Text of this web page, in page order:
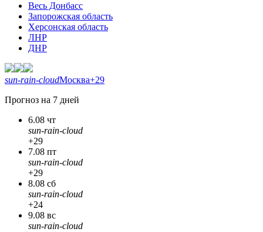
Весь Донбасс
Запорожская область
Херсонская область
ЛНР
ДНР
sun-rain-cloudМосква+29
Прогноз на 7 дней
6.08 чт
sun-rain-cloud
+29
7.08 пт
sun-rain-cloud
+29
8.08 сб
sun-rain-cloud
+24
9.08 вс
sun-rain-cloud